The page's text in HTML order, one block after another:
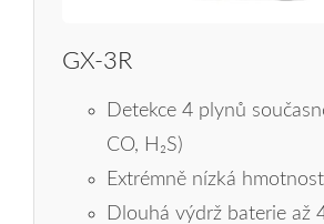
GX‑3R
Detekce 4 plynů
CO, H₂S)
Extrémně nízká
Dlouhá výdrž baterie až